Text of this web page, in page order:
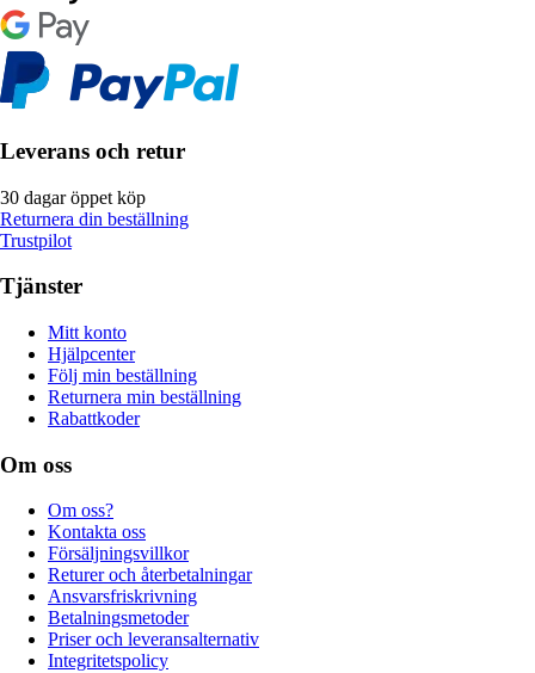
Leverans och retur
30 dagar öppet köp
Returnera din beställning
Trustpilot
Tjänster
Mitt konto
Hjälpcenter
Följ min beställning
Returnera min beställning
Rabattkoder
Om oss
Om oss?
Kontakta oss
Försäljningsvillkor
Returer och återbetalningar
Ansvarsfriskrivning
Betalningsmetoder
Priser och leveransalternativ
Integritetspolicy